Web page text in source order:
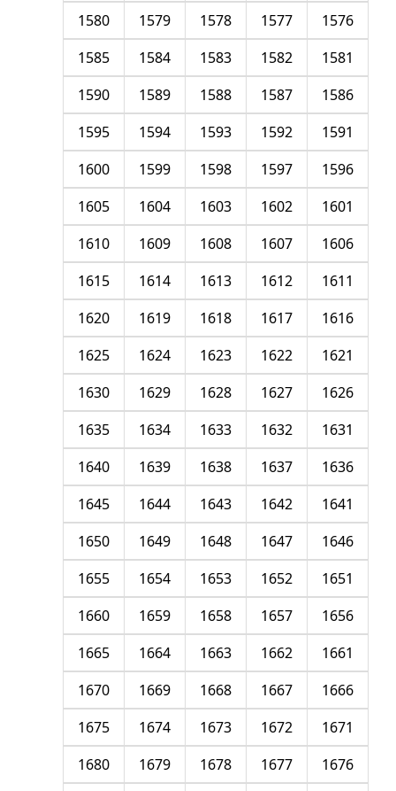
1576
1577
1578
1579
1580
1581
1582
1583
1584
1585
1586
1587
1588
1589
1590
1591
1592
1593
1594
1595
1596
1597
1598
1599
1600
1601
1602
1603
1604
1605
1606
1607
1608
1609
1610
1611
1612
1613
1614
1615
1616
1617
1618
1619
1620
1621
1622
1623
1624
1625
1626
1627
1628
1629
1630
1631
1632
1633
1634
1635
1636
1637
1638
1639
1640
1641
1642
1643
1644
1645
1646
1647
1648
1649
1650
1651
1652
1653
1654
1655
1656
1657
1658
1659
1660
1661
1662
1663
1664
1665
1666
1667
1668
1669
1670
1671
1672
1673
1674
1675
1676
1677
1678
1679
1680